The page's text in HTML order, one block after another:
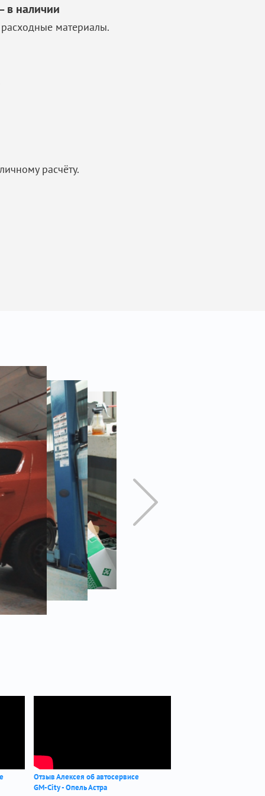
в наличии
материалы.
расчёту.
Отзыв Алексея об автосервисе
GM-City - Опель Астра